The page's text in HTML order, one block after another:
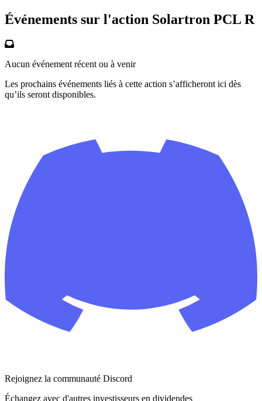
Événements sur l'action Solartron PCL R
Aucun événement récent ou à venir
Les prochains événements liés à cette action s’afficheront ici dès
qu’ils seront disponibles.
Rejoignez la communauté Discord
Échangez avec d'autres investisseurs en dividendes